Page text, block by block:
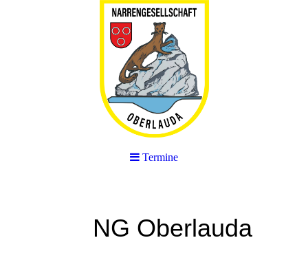
Termine
NG Oberlauda